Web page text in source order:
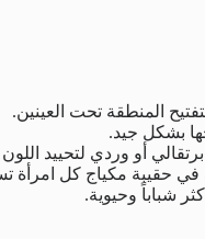
المنطقة تحت العينين.
بشكل جيد.
أو وردي لتحييد
حقيبة مكياج كل امرأة
شباباً وحيوية.